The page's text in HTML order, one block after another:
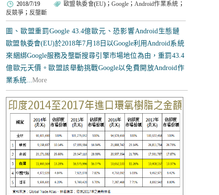
2018/7/19 歐盟執委會(EU)； Google； Android作業系統 ；
反競爭 ； 反壟斷
圖、歐盟重罰Google 43.4億歐元、恐影響Android生態鏈
歐盟執委會(EU)於2018年7月18日以Google利用Android系統
來綑綁Google服務及壟斷搜尋引擎市場地位為由，重罰43.4
億歐元天價。歐盟該舉動挑戰Google以免費開放Android作
業系統...More